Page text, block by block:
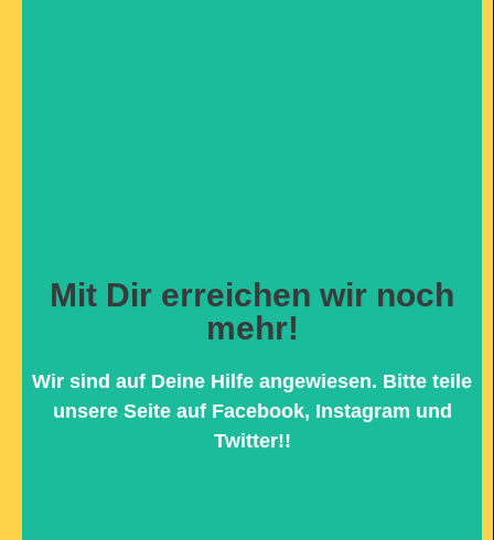
Mit Dir erreichen wir noch
mehr!
Wir sind auf Deine Hilfe angewiesen. Bitte teile
unsere Seite auf Facebook, Instagram und
Twitter!!
SPENDEN UND TEILEN
Warum wir jede Hilfe brauchen, die wir
bekommen können und welchen Teil Du
Hier klicken